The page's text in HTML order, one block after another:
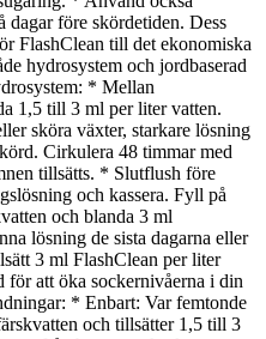
dagar före skördetiden. Dess
FlashClean till det ekonomiska
hydrosystem och jordbaserad
* Mellan
1,5 till 3 ml per liter vatten.
sköra växter, starkare lösning
Cirkulera 48 timmar med
tillsätts. * Slutflush före
och kassera. Fyll på
och blanda 3 ml
lösning de sista dagarna eller
3 ml FlashClean per liter
för att öka sockernivåerna i din
* Enbart: Var femtonde
och tillsätter 1,5 till 3